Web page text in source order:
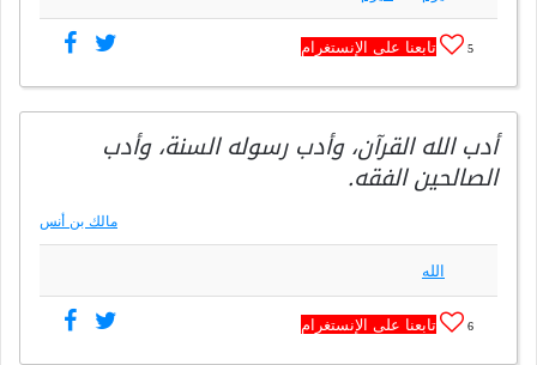
5 تابعنا على الإنستغرام
أدب الله القرآن، وأدب رسوله السنة، وأدب
الصالحين الفقه.
مالك بن أنس
الله
6 تابعنا على الإنستغرام